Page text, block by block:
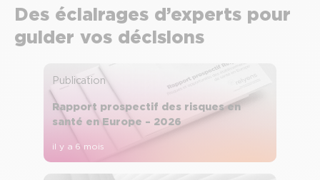
Des éclairages d’experts pour
guider vos décisions
Publication
Rapport prospectif des risques en
santé en Europe – 2026
il y a 6 mois